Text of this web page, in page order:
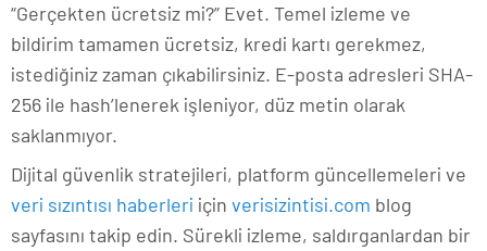
“Gerçekten ücretsiz mi?” Evet. Temel izleme ve
bildirim tamamen ücretsiz, kredi kartı gerekmez,
istediğiniz zaman çıkabilirsiniz. E-posta adresleri SHA-
256 ile hash’lenerek işleniyor, düz metin olarak
saklanmıyor.
Dijital güvenlik stratejileri, platform güncellemeleri ve
veri sızıntısı haberleri için verisizintisi.com blog
sayfasını takip edin. Sürekli izleme, saldırganlardan bir